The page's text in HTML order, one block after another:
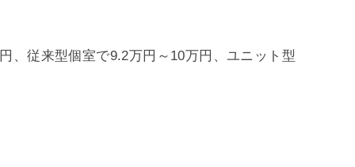
、従来型個室で9.2万円～10万円、ユニット型